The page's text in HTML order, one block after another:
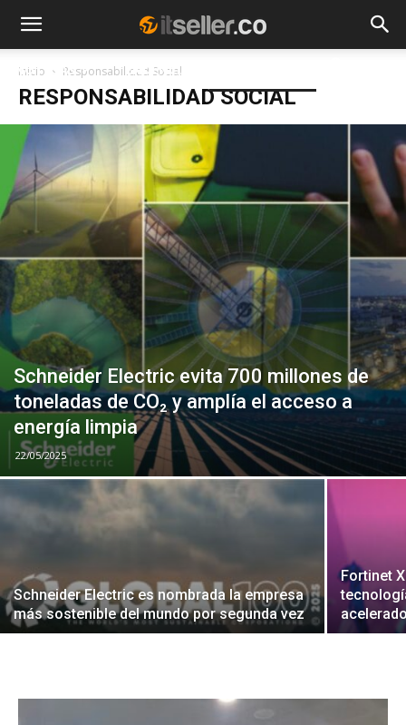
NOTICIAS TENDENCIAS
Inicio Responsabilidad Social
RESPONSABILIDAD SOCIAL
Schneider Electric evita 700 millones de
toneladas de CO₂ y amplía el acceso a
energía limpia
22/05/2025
Schneider Electric es nombrada la empresa
más sostenible del mundo por segunda vez
Fortinet